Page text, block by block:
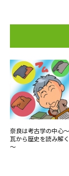
奈良は考古学の中心～
瓦から歴史を読み解く
～